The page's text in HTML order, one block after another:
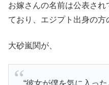
お嫁さんの名前は公表さ
ており、エジプト出身の方
大砂嵐関が、
“彼女が僕を気に入っ